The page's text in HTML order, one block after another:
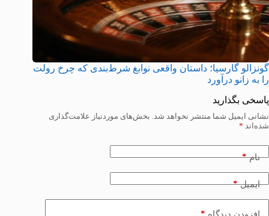
گونزالو گارسیا؛ داستان واقعی نوابغ شرط‌بندی که چرخ رولت
را به زانو درآورد
پاسخی بگذارید
نشانی ایمیل شما منتشر نخواهد شد. بخش‌های موردنیاز علامت‌گذاری
شده‌اند *
نام*
ایمیل*
*